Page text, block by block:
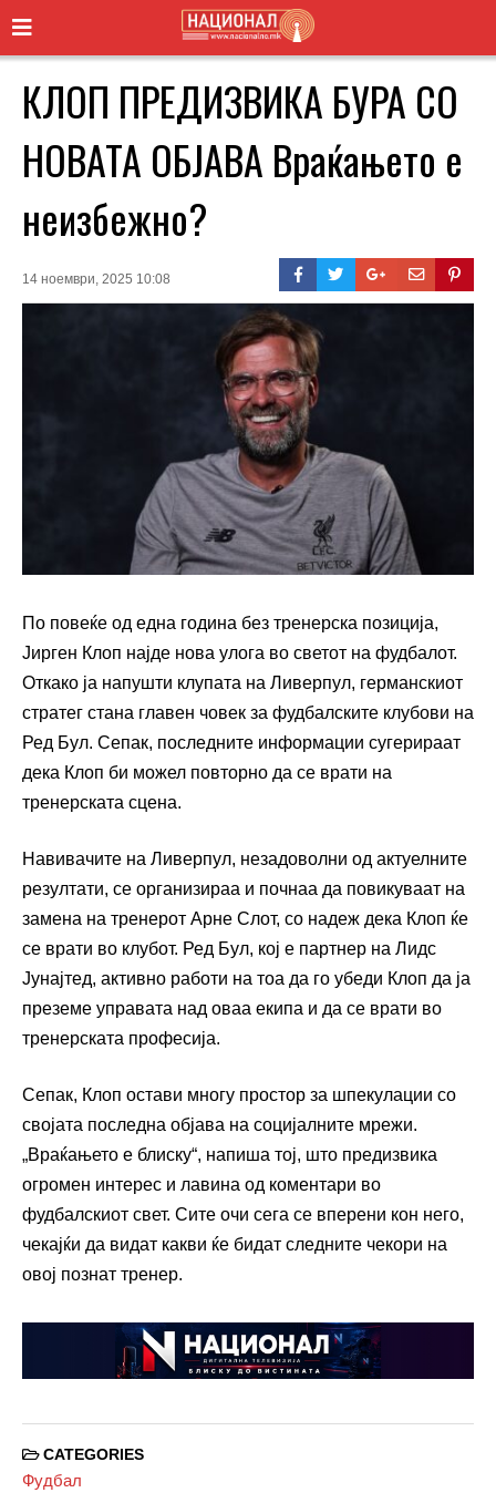
КЛОП ПРЕДИЗВИКА БУРА СО
НОВАТА ОБЈАВА Враќањето е
неизбежно?
14 ноември, 2025 10:08
По повеќе од една година без тренерска позиција,
Јирген Клоп најде нова улога во светот на фудбалот.
Откако ја напушти клупата на Ливерпул, германскиот
стратег стана главен човек за фудбалските клубови на
Ред Бул. Сепак, последните информации сугерираат
дека Клоп би можел повторно да се врати на
тренерската сцена.
Навивачите на Ливерпул, незадоволни од актуелните
резултати, се организираа и почнаа да повикуваат на
замена на тренерот Арне Слот, со надеж дека Клоп ќе
се врати во клубот. Ред Бул, кој е партнер на Лидс
Јунајтед, активно работи на тоа да го убеди Клоп да ја
преземе управата над оваа екипа и да се врати во
тренерската професија.
Сепак, Клоп остави многу простор за шпекулации со
својата последна објава на социјалните мрежи.
„Враќањето е блиску“, напиша тој, што предизвика
огромен интерес и лавина од коментари во
фудбалскиот свет. Сите очи сега се вперени кон него,
чекајќи да видат какви ќе бидат следните чекори на
овој познат тренер.
CATEGORIES
Фудбал